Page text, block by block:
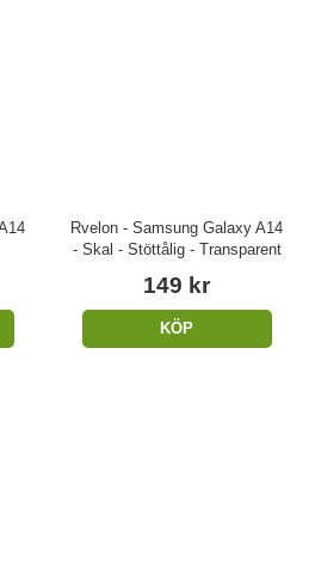
Rvelon - Samsung Galaxy A14
- Skal - Stöttålig - Transparent
149 kr
KÖP